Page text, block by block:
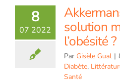
8
07 2022
solution
l’obésité ?
Par Gisèle Gual |
Diabète,
Santé